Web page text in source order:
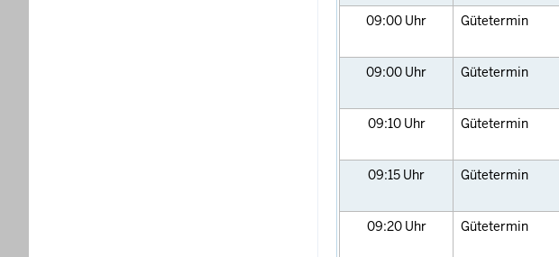
09:00 Uhr Gütetermin
09:00 Uhr Gütetermin
09:10 Uhr Gütetermin
09:15 Uhr Gütetermin
09:20 Uhr Gütetermin